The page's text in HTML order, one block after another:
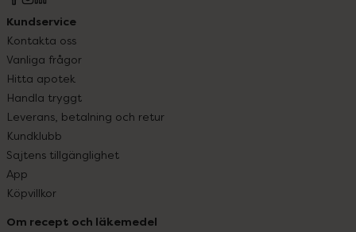
Kundservice
Kontakta oss
Vanliga frågor
Hitta apotek
Handla tryggt
Leverans, betalning och retur
Kundklubb
Sajtens tillgänglighet
App
Köpvillkor
Om recept och läkemedel